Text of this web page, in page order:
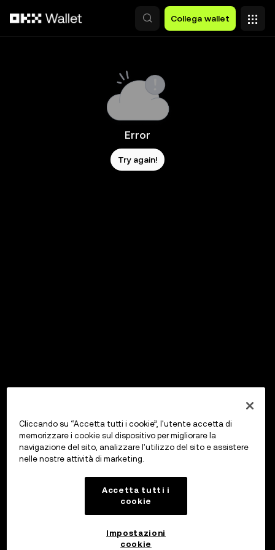
Collega wallet
Error
Try again!
Cliccando su “Accetta tutti i cookie”, l'utente accetta di
memorizzare i cookie sul dispositivo per migliorare la
navigazione del sito, analizzare l'utilizzo del sito e assistere
nelle nostre attività di marketing.
Accetta tutti i
cookie
Impostazioni
cookie